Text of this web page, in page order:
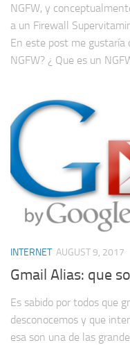
NGFW, y
a un Firewall
En este post me gustaría
NGFW? ¿ Que es un
INTERNET AUGUST 9, 2017
Gmail Alias: que
Es sabido por todos que
desconocemos y que
esa son una de las